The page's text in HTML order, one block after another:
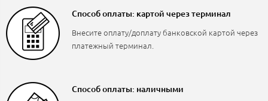
Способ оплаты: картой через терминал
Внесите оплату/доплату банковской картой через
платежный терминал.
Способ оплаты: наличными